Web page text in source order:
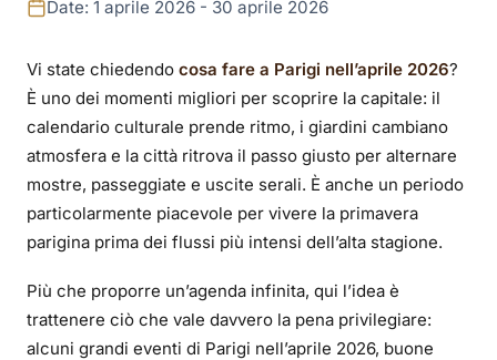
nell'aprile 2026: le
migliori uscite ed
eventi da non perdere
Date: 1 aprile 2026 - 30 aprile 2026
Vi state chiedendo cosa fare a Parigi nell’aprile 2026?
È uno dei momenti migliori per scoprire la capitale: il
calendario culturale prende ritmo, i giardini cambiano
atmosfera e la città ritrova il passo giusto per alternare
mostre, passeggiate e uscite serali. È anche un periodo
particolarmente piacevole per vivere la primavera
parigina prima dei flussi più intensi dell’alta stagione.
Più che proporre un’agenda infinita, qui l’idea è
trattenere ciò che vale davvero la pena privilegiare:
alcuni grandi eventi di Parigi nell’aprile 2026, buone